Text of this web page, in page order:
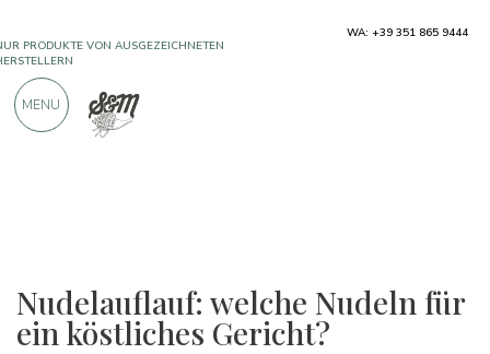
Nudelauflauf: welche Nudeln für
ein köstliches Gericht?
900 POSITIVE BEWERTUNGEN
WA: +39 351 865 9444
MENU